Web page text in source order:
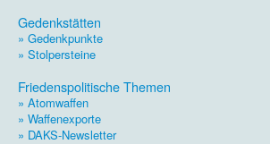
Gedenkstätten
» Gedenkpunkte
» Stolpersteine
Friedenspolitische Themen
» Atomwaffen
» Waffenexporte
» DAKS-Newsletter